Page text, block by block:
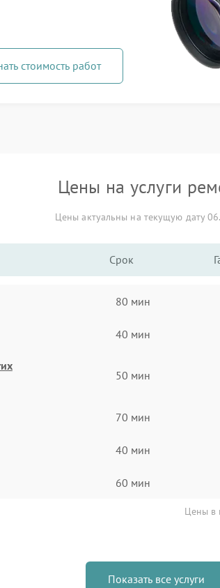
стоимость работ
Цены на услуги
Цены актуальны на текущую дату
Срок
80 мин
40 мин
50 мин
70 мин
40 мин
60 мин
Цены в
Показать все услуги